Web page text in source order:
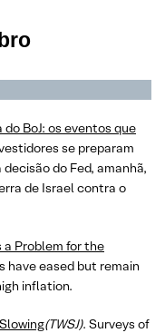
BoJ: os eventos que
se preparam
do Fed, amanhã,
de Israel contra o
a Problem for the
have eased but remain
inflation.
(TWSJ). Surveys of